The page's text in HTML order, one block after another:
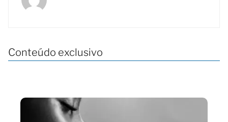
Conteúdo exclusivo